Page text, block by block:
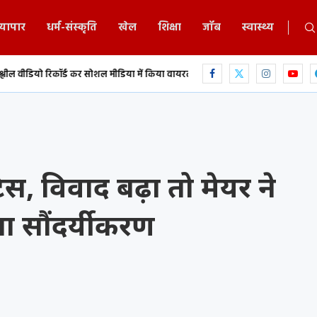
धर्म-संस्कृति खेल शिक्षा जॉब स्वास्थ्य
सोशल मीडिया में किया वायरल,... बिलासपुर में 5 साल की बच्ची से दुष्कर्म,
विवाद बढ़ा तो मेयर ने
सौंदर्यीकरण